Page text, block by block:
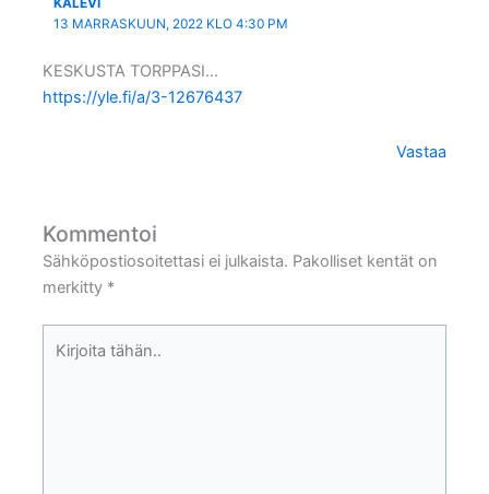
13 MARRASKUUN, 2022 KLO 4:30 PM
KESKUSTA TORPPASI…
https://yle.fi/a/3-12676437
Vastaa
Kommentoi
Sähköpostiosoitettasi ei julkaista. Pakolliset kentät on
merkitty *
tähän..